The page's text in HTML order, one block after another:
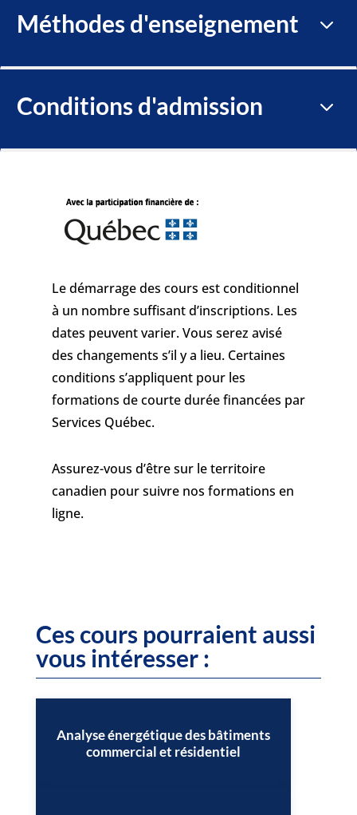
Méthodes d'enseignement 3
Conditions d'admission 3
Le démarrage des cours est conditionnel
à un nombre suffisant d’inscriptions. Les
dates peuvent varier. Vous serez avisé
des changements s’il y a lieu. Certaines
conditions s’appliquent pour les
formations de courte durée financées par
Services Québec.
Assurez-vous d’être sur le territoire
canadien pour suivre nos formations en
ligne.
Ces cours pourraient aussi
vous intéresser :
Analyse énergétique des bâtiments
commercial et résidentiel